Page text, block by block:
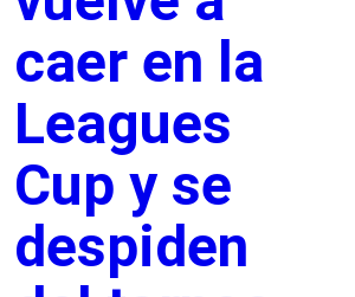
caer en la
Leagues
Cup y se
despiden